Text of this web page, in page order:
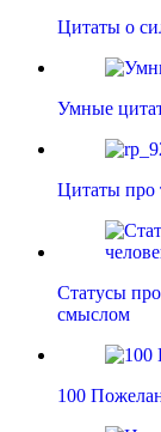
Цитаты о
Умные
Цитаты про
Статусы
смыслом
100